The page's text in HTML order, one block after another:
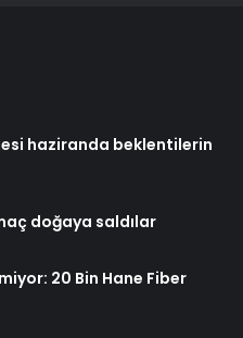
haziranda beklentilerin
doğaya saldılar
20 Bin Hane Fiber